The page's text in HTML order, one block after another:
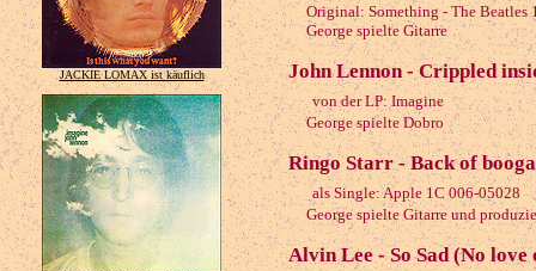
JACKIE LOMAX ist käuflich
Original: Something - The Beatles
George spielte Gitarre
John Lennon - Crippled
von der LP: Imagine
George spielte Dobro
Ringo Starr - Back of
als Single: Apple 1C 006-05028
George spielte Gitarre und
Alvin Lee - So Sad (No love